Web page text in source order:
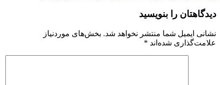
دیدگاهتان را بنویسید
نشانی ایمیل شما منتشر نخواهد شد. بخش‌های موردنیاز
علامت‌گذاری شده‌اند *